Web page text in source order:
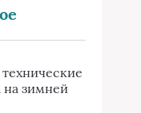
на зимней